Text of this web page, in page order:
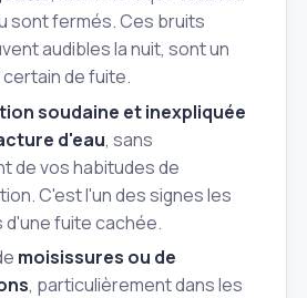
sont fermés. Ces bruits
audibles la nuit, sont un
de fuite.
soudaine et inexpliquée
d'eau, sans
de vos habitudes de
C'est l'un des signes les
d'une fuite cachée.
moisissures ou de
, particulièrement dans les